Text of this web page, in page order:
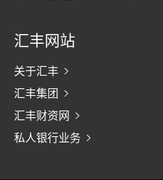
汇丰网站
关于汇丰
汇丰集团
汇丰财资网
私人银行业务